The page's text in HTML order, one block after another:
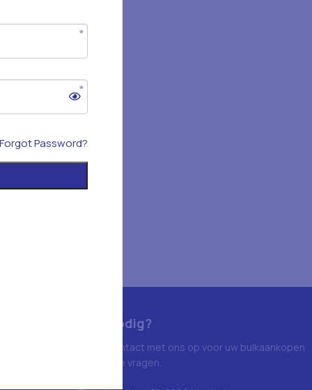
Hulp nodig?
Neem contact met ons op voor uw bulkaankopen
en andere vragen.
Forgot Password?